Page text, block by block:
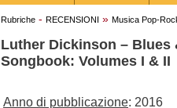
Rubriche - RECENSIONI » Musica Pop-
Luther Dickinson – Blues
Songbook: Volumes I & II
Anno di pubblicazione: 2016